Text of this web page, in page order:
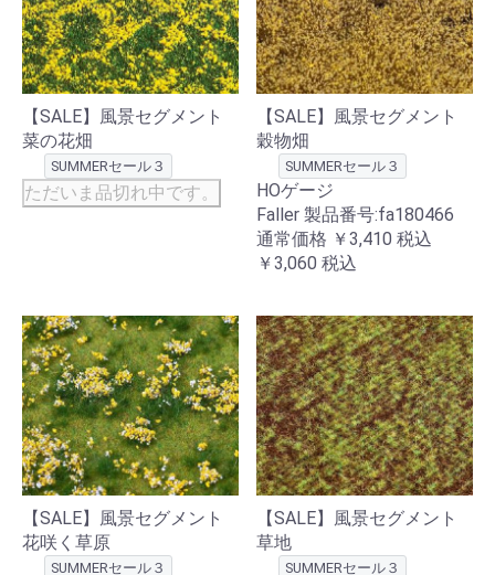
【SALE】風景セグメント
菜の花畑
SUMMERセール３
ただいま品切れ中です。
【SALE】風景セグメント
穀物畑
SUMMERセール３
HOゲージ
Faller 製品番号:fa180466
通常価格 ￥3,410 税込
￥3,060 税込
【SALE】風景セグメント
花咲く草原
SUMMERセール３
【SALE】風景セグメント
草地
SUMMERセール３